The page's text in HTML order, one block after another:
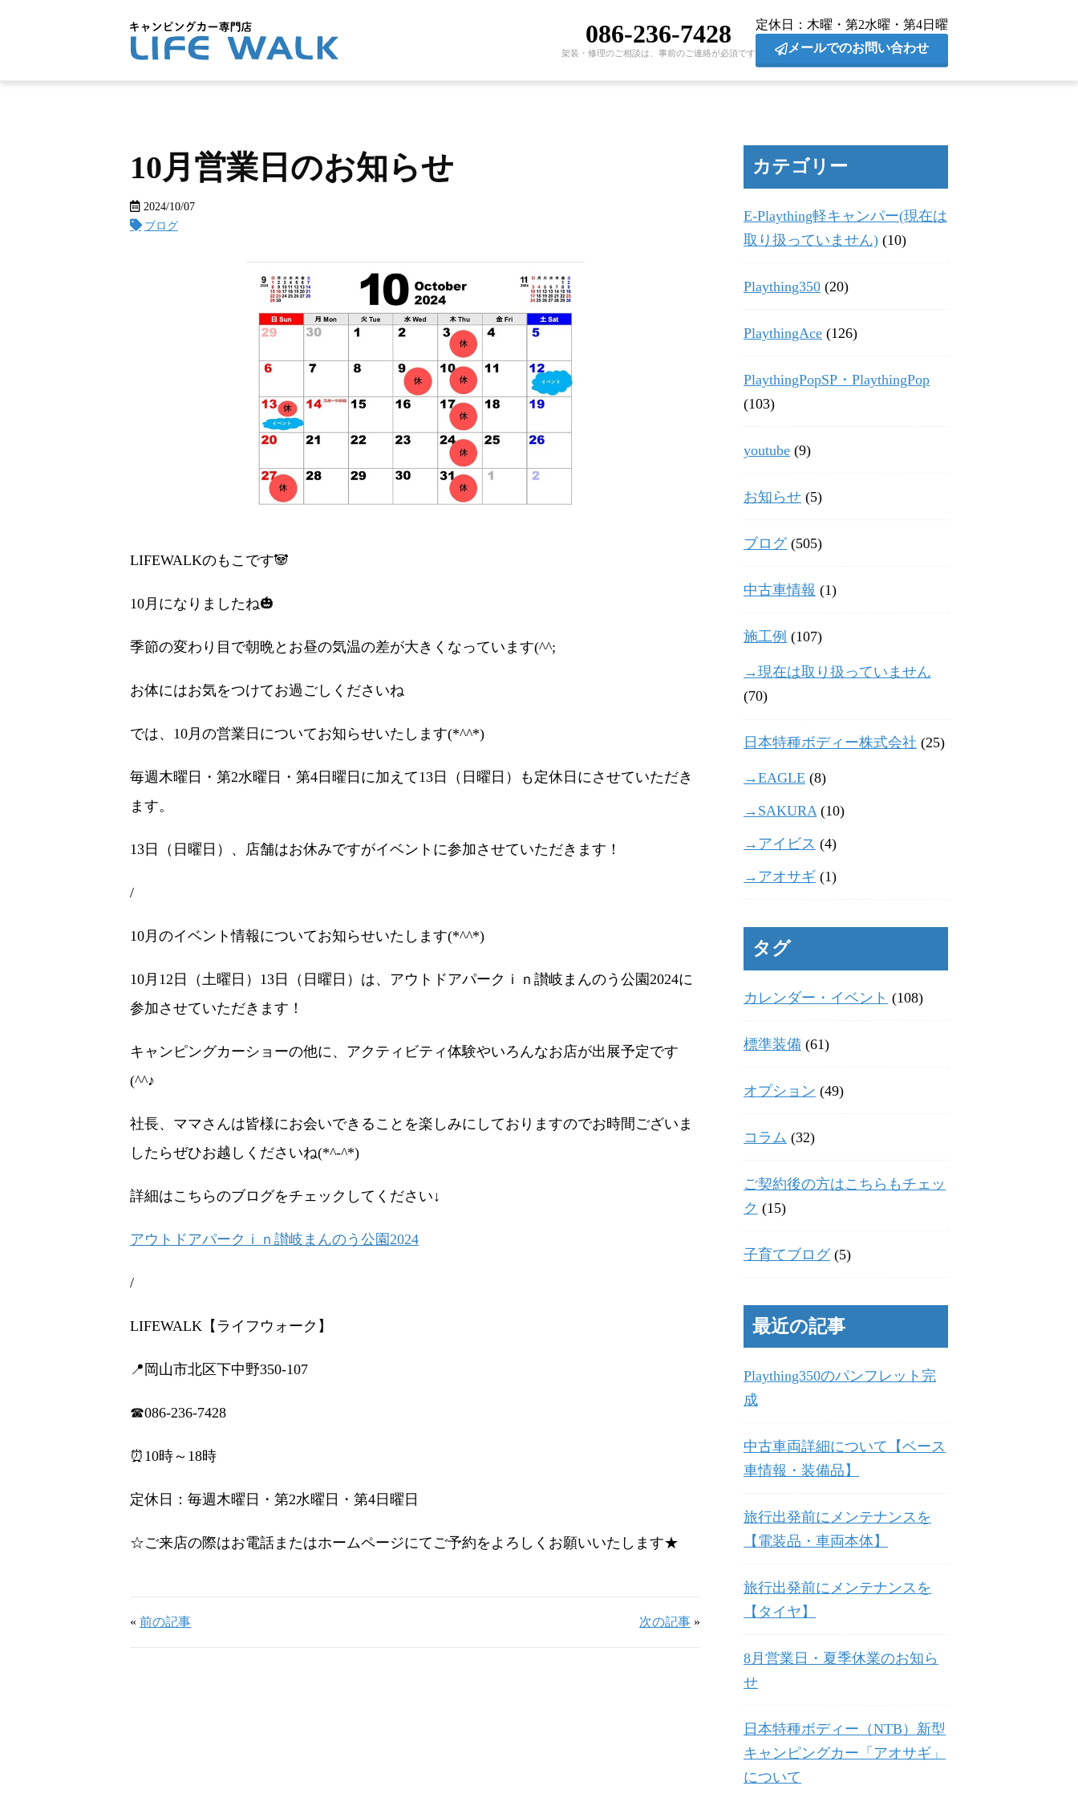
086-236-7428
架装・修理のご相談は、事前のご連絡が必須です
定休日
木曜・第2水曜・第4日曜
メールでのお問い合わせ
10月営業日のお知らせ
2024/10/07
ブログ
LIFEWALKのもこです🐼
10月になりましたね🎃
季節の変わり目で朝晩とお昼の気温の差が大きくなっています(^^;
お体にはお気をつけてお過ごしくださいね
では、10月の営業日についてお知らせいたします(*^^*)
毎週木曜日・第2水曜日・第4日曜日に加えて13日（日曜日）も定休日にさせていただき
ます。
13日（日曜日）、店舗はお休みですがイベントに参加させていただきます！
/
10月のイベント情報についてお知らせいたします(*^^*)
10月12日（土曜日）13日（日曜日）は、アウトドアパークｉｎ讃岐まんのう公園2024に
参加させていただきます！
キャンピングカーショーの他に、アクティビティ体験やいろんなお店が出展予定です
(^^♪
社長、ママさんは皆様にお会いできることを楽しみにしておりますのでお時間ございま
したらぜひお越しくださいね(*^-^*)
詳細はこちらのブログをチェックしてください↓
アウトドアパークｉｎ讃岐まんのう公園2024
/
LIFEWALK【ライフウォーク】
📍岡山市北区下中野350-107
☎086-236-7428
⏰10時～18時
定休日：毎週木曜日・第2水曜日・第4日曜日
☆ご来店の際はお電話またはホームページにてご予約をよろしくお願いいたします★
« 前の記事 次の記事 »
カテゴリー
E-Plaything軽キャンパー(現在は
取り扱っていません) (10)
Plaything350 (20)
PlaythingAce (126)
PlaythingPopSP・PlaythingPop
(103)
youtube (9)
お知らせ (5)
ブログ(505)
中古車情報 (1)
施工例 (107)
→現在は取り扱っていません
(70)
日本特種ボディー株式会社 (25)
→EAGLE (8)
→SAKURA(10)
→アイビス (4)
→アオサギ (1)
タグ
カレンダー・イベント (108)
標準装備 (61)
オプション (49)
コラム (32)
ご契約後の方はこちらもチェッ
ク (15)
子育てブログ(5)
最近の記事
Plaything350のパンフレット完
成
中古車両詳細について【ベース
車情報・装備品】
旅行出発前にメンテナンスを
【電装品・車両本体】
旅行出発前にメンテナンスを
【タイヤ】
8月営業日・夏季休業のお知ら
せ
日本特種ボディー（NTB）新型
キャンピングカー「アオサギ」
について